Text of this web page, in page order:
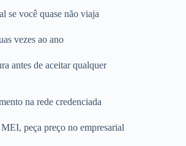
se você quase não viaja
vezes ao ano
antes de aceitar qualquer
na rede credenciada
peça preço no empresarial